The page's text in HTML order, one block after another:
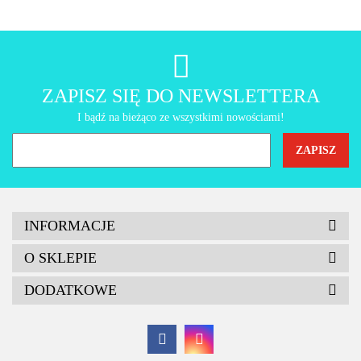
AMT Gastroguss
ZAPISZ SIĘ DO NEWSLETTERA
I bądź na bieżąco ze wszystkimi nowościami!
INFORMACJE
O SKLEPIE
DODATKOWE